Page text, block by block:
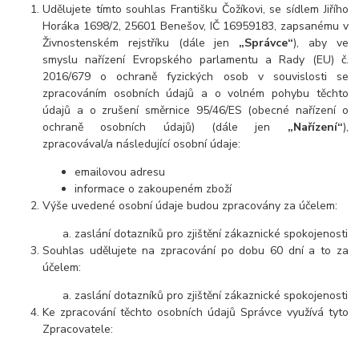
Udělujete tímto souhlas Františku Čožíkovi, se sídlem Jiřího
Horáka 1698/2, 25601 Benešov, IČ 16959183, zapsanému v
Živnostenském rejstříku (dále jen „Správce“), aby ve
smyslu nařízení Evropského parlamentu a Rady (EU) č.
2016/679 o ochraně fyzických osob v souvislosti se
zpracováním osobních údajů a o volném pohybu těchto
údajů a o zrušení směrnice 95/46/ES (obecné nařízení o
ochraně osobních údajů) (dále jen „Nařízení“),
zpracovával/a následující osobní údaje:
emailovou adresu
informace o zakoupeném zboží
Výše uvedené osobní údaje budou zpracovány za účelem:
zaslání dotazníků pro zjištění zákaznické spokojenosti
Souhlas udělujete na zpracování po dobu 60 dní a to za
účelem:
zaslání dotazníků pro zjištění zákaznické spokojenosti
Ke zpracování těchto osobních údajů Správce využívá tyto
Zpracovatele: